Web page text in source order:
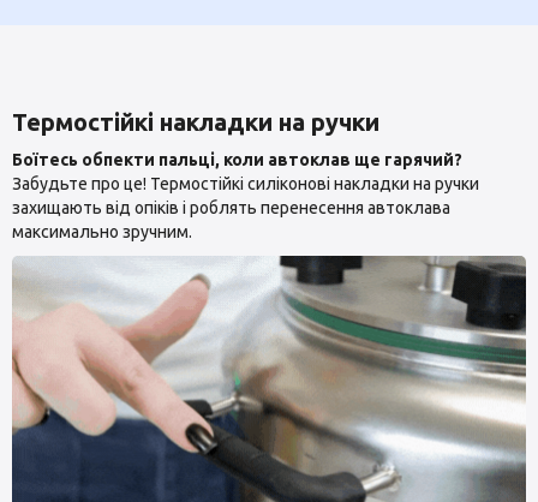
Термостійкі накладки на ручки
Боїтесь обпекти пальці, коли автоклав ще гарячий?
Забудьте про це! Термостійкі силіконові накладки на ручки
захищають від опіків і роблять перенесення автоклава
максимально зручним.